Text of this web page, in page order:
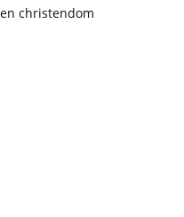
christendom